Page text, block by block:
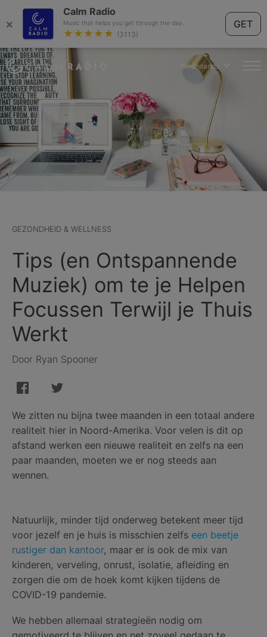
×
Calm Radio
Music that helps you get through the day.
★★★★★ (3113)
GET
Nederlands
GEZONDHEID & WELLNESS
Tips (en Ontspannende
Muziek) om te je Helpen
Focussen Terwijl je Thuis
Werkt
Door Ryan Spooner
We zitten nu bijna twee maanden in een totaal andere
realiteit hier in Noord-Amerika. Voor velen is dit op
afstand werken een nieuwe realiteit en zelfs na een
paar maanden, moeten we er nog steeds aan
wennen.
Natuurlijk, minder tijd onderweg betekent meer tijd
voor jezelf en je huis is misschien zelfs een beetje
rustiger dan kantoor, maar er is ook de mix van
kinderen, verveling, onrust, isolatie, afleiding en
zorgen die om de hoek komt kijken tijdens de
COVID-19 pandemie.
We hebben allemaal strategieën nodig om